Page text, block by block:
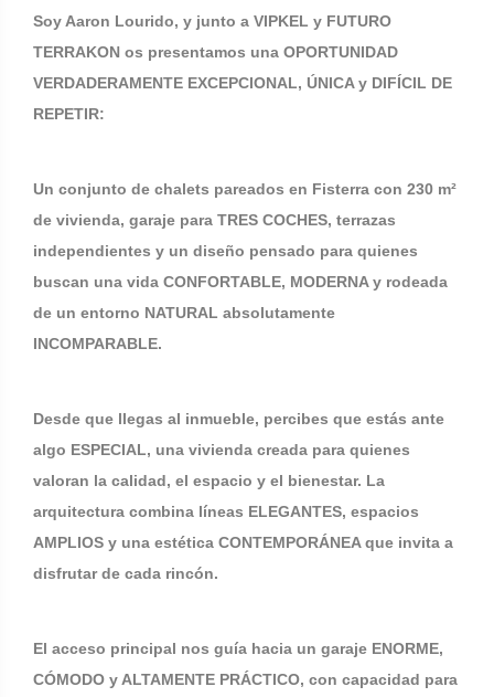
Soy Aaron Lourido, y junto a VIPKEL y FUTURO
TERRAKON os presentamos una OPORTUNIDAD
VERDADERAMENTE EXCEPCIONAL, ÚNICA y DIFÍCIL DE
REPETIR:
Un conjunto de chalets pareados en Fisterra con 230 m²
de vivienda, garaje para TRES COCHES, terrazas
independientes y un diseño pensado para quienes
buscan una vida CONFORTABLE, MODERNA y rodeada
de un entorno NATURAL absolutamente
INCOMPARABLE.
Desde que llegas al inmueble, percibes que estás ante
algo ESPECIAL, una vivienda creada para quienes
valoran la calidad, el espacio y el bienestar. La
arquitectura combina líneas ELEGANTES, espacios
AMPLIOS y una estética CONTEMPORÁNEA que invita a
disfrutar de cada rincón.
El acceso principal nos guía hacia un garaje ENORME,
CÓMODO y ALTAMENTE PRÁCTICO, con capacidad para